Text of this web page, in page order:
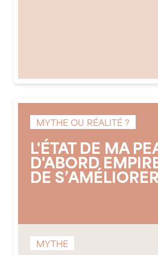
MYTHE OU RÉALITÉ ?
L'ÉTAT DE MA
D'ABORD
DE
MYTHE